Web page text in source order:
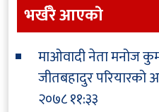
भर्खरै आएकाे
माओवादी नेता मनोज
जीतबहादुर परियारको
२०७८ ११:३३